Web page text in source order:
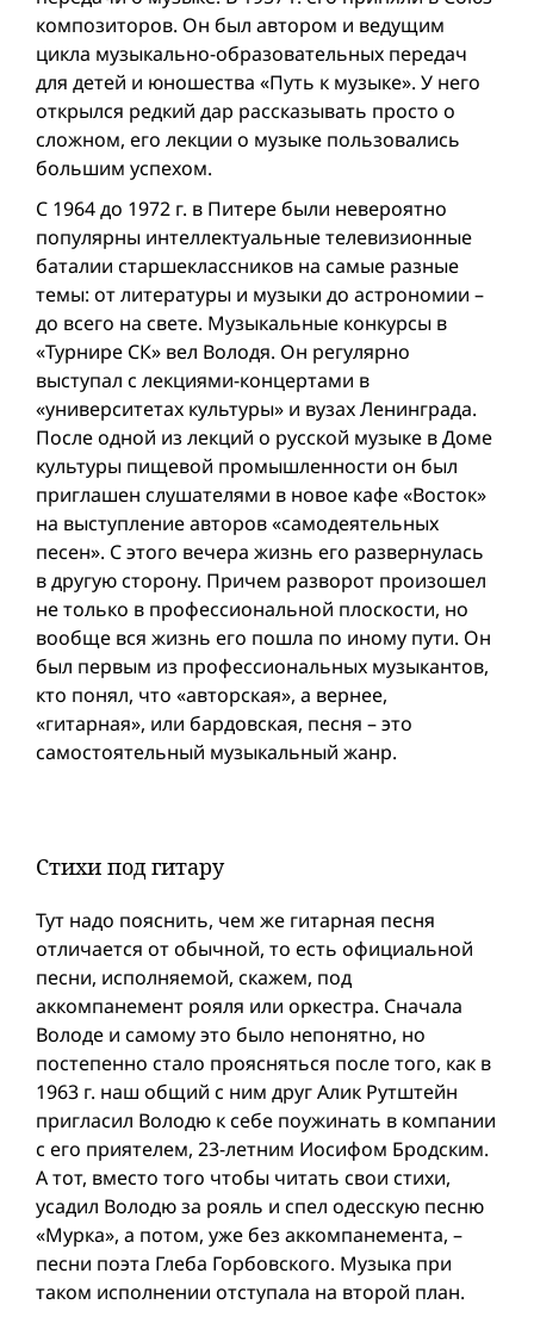
композиторов. Он был автором и ведущим
цикла музыкально-образовательных передач
для детей и юношества «Путь к музыке». У него
открылся редкий дар рассказывать просто о
сложном, его лекции о музыке пользовались
большим успехом.
С 1964 до 1972 г. в Питере были невероятно
популярны интеллектуальные телевизионные
баталии старшеклассников на самые разные
темы: от литературы и музыки до астрономии –
до всего на свете. Музыкальные конкурсы в
«Турнире СК» вел Володя. Он регулярно
выступал с лекциями-концертами в
«университетах культуры» и вузах Ленинграда.
После одной из лекций о русской музыке в Доме
культуры пищевой промышленности он был
приглашен слушателями в новое кафе «Восток»
на выступление авторов «самодеятельных
песен». С этого вечера жизнь его развернулась
в другую сторону. Причем разворот произошел
не только в профессиональной плоскости, но
вообще вся жизнь его пошла по иному пути. Он
был первым из профессиональных музыкантов,
кто понял, что «авторская», а вернее,
«гитарная», или бардовская, песня – это
самостоятельный музыкальный жанр.
Стихи под гитару
Тут надо пояснить, чем же гитарная песня
отличается от обычной, то есть официальной
песни, исполняемой, скажем, под
аккомпанемент рояля или оркестра. Сначала
Володе и самому это было непонятно, но
постепенно стало проясняться после того, как в
1963 г. наш общий с ним друг Алик Рутштейн
пригласил Володю к себе поужинать в компании
с его приятелем, 23-летним Иосифом Бродским.
А тот, вместо того чтобы читать свои стихи,
усадил Володю за рояль и спел одесскую песню
«Мурка», а потом, уже без аккомпанемента, –
песни поэта Глеба Горбовского. Музыка при
таком исполнении отступала на второй план.